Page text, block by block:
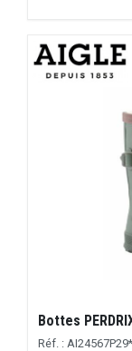
Bottes
Réf. : AI24567P29*